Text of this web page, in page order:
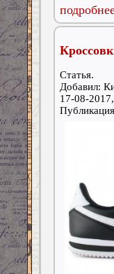
Статья.
Добавил:
17-08-